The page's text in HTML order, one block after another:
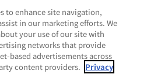
ペ
ー
ジ
最
上
メンバーズ会員規約プライバシーポリシー
わせCookie設定Glicoホームページ
to enhance site navigation,
in our marketing efforts. We
your use of our site with
networks that provide
based advertisements across
content providers. Privacy